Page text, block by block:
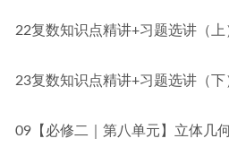
22复数知识点精讲+习题选讲（上
23复数知识点精讲+习题选讲（下
09【必修二｜第八单元】立体几